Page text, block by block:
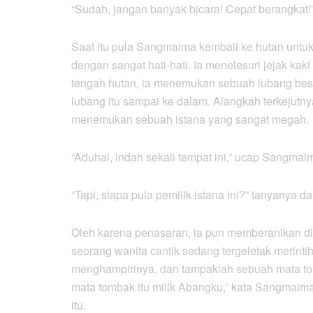
“Sudah, jangan banyak bicara! Cepat
Saat itu pula Sangmaima kembali ke hutan
dengan sangat hati-hati. Ia menelesuri jejak
tengah hutan, ia menemukan sebuah lubang
lubang itu sampai ke dalam. Alangkah
menemukan sebuah istana yang sangat megah.
“Aduhai, indah sekali tempat ini,” ucap
“Tapi, siapa pula pemilik istana ini?” tanyanya
Oleh karena penasaran, ia pun memberanikan
seorang wanita cantik sedang tergeletak
menghampirinya, dan tampaklah sebuah mata
mata tombak itu milik Abangku,” kata
itu.